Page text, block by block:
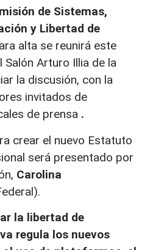
de Sistemas,
y Libertad de
alta se reunirá este
Salón Arturo Illia de la
la discusión, con la
invitados de
de prensa .
crear el nuevo Estatuto
será presentado por
Carolina
la libertad de
regula los nuevos